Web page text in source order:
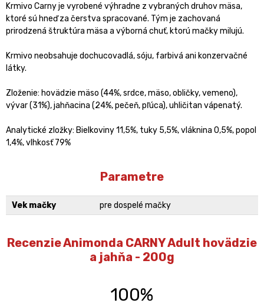
Krmivo Carny je vyrobené výhradne z vybraných druhov mäsa,
ktoré sú hneď za čerstva spracované. Tým je zachovaná
prirodzená štruktúra mäsa a výborná chuť, ktorú mačky milujú.
Krmivo neobsahuje dochucovadlá, sóju, farbivá ani konzervačné
látky.
Zloženie: hovädzie mäso (44%, srdce, mäso, obličky, vemeno),
vývar (31%), jahňacina (24%, pečeň, pľúca), uhličitan vápenatý.
Analytické zložky: Bielkoviny 11,5%, tuky 5,5%, vláknina 0,5%, popol
1,4%, vlhkosť 79%
Parametre
Vek mačky pre dospelé mačky
Recenzie Animonda CARNY Adult hovädzie
a jahňa - 200g
100%